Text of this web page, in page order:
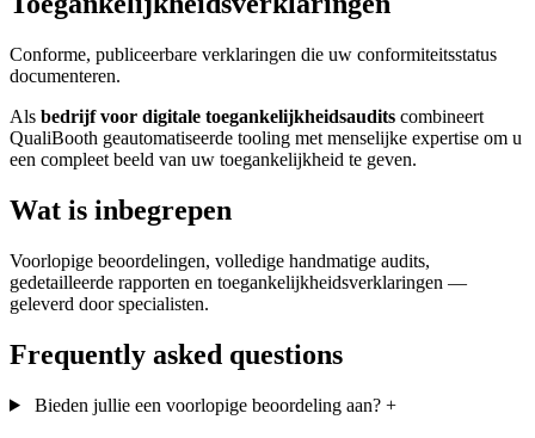
Conforme, publiceerbare verklaringen die uw conformiteitsstatus
documenteren.
Als bedrijf voor digitale toegankelijkheidsaudits combineert
QualiBooth geautomatiseerde tooling met menselijke expertise om u
een compleet beeld van uw toegankelijkheid te geven.
Wat is inbegrepen
Voorlopige beoordelingen, volledige handmatige audits,
gedetailleerde rapporten en toegankelijkheidsverklaringen —
geleverd door specialisten.
Frequently asked questions
Bieden jullie een voorlopige beoordeling aan? +